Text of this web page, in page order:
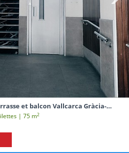
et balcon Vallcarca Gràcia-
| 75 m2